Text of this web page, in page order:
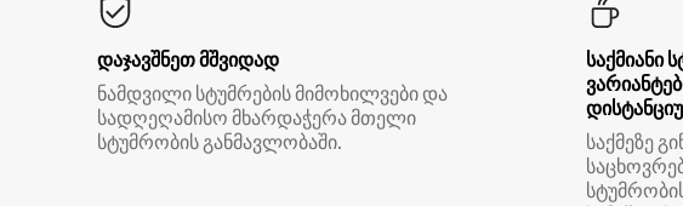
დაჯავშნეთ მშვიდად
ნამდვილი სტუმრების მიმოხილვები და
სადღეღამისო მხარდაჭერა მთელი
სტუმრობის განმავლობაში.
საქმიანი
საქმეზე